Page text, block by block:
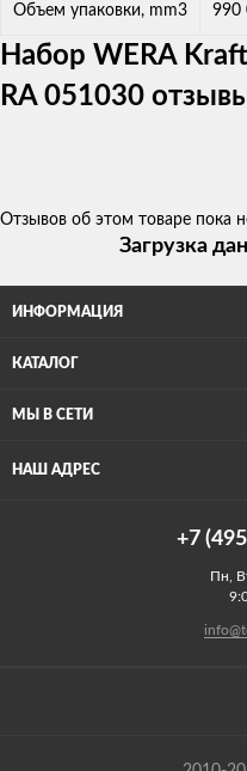
Объем упаковки, mm3 990
Набор WERA
RA 051030
Отзывов об этом товаре пока
Загрузка
ИНФОРМАЦИЯ
КАТАЛОГ
МЫ В СЕТИ
НАШ АДРЕС
+7
Пн,